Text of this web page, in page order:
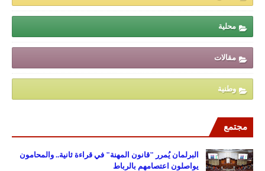
محلية
مقالات
وطنية
مجتمع
البرلمان يُمرر "قانون المهنة" في قراءة ثانية.. والمحامون
يواصلون اعتصامهم بالرباط